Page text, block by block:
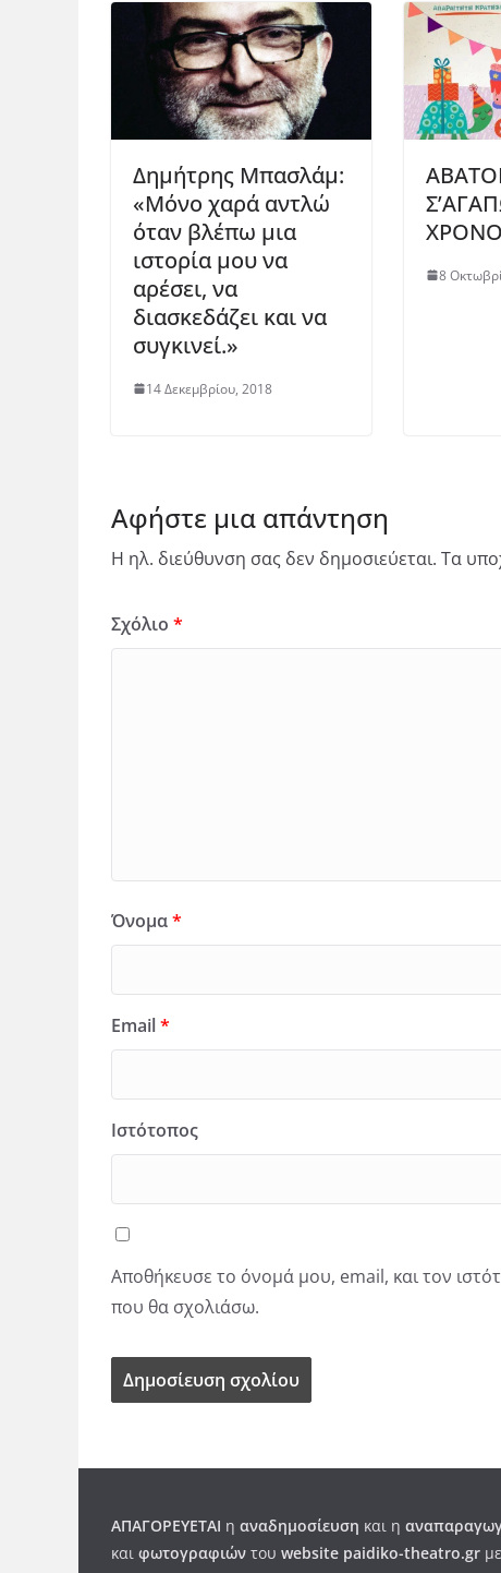
Δημήτρης Μπασλάμ:
«Μόνο χαρά αντλώ
όταν βλέπω μια
ιστορία μου να
αρέσει, να
διασκεδάζει και να
συγκινεί.»
14 Δεκεμβρίου, 2018
8
Αφήστε μια απάντηση
Η ηλ. διεύθυνση σας δεν δημοσιεύεται. Τα
Σχόλιο *
Όνομα*
Email*
Ιστότοπος
Αποθήκευσε το όνομά μου, email, και τον
που θα σχολιάσω.
ΑΠΑΓΟΡΕΥΕΤΑΙ η αναδημοσίευση και η
και φωτογραφιών του website paidiko-theatro.gr με